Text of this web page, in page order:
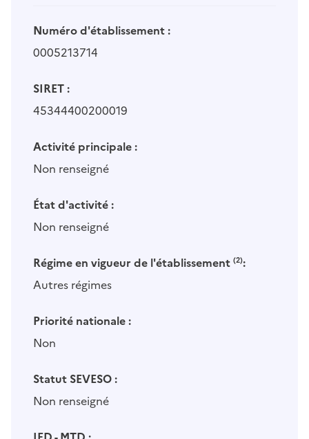
Numéro d'établissement :
0005213714
SIRET :
45344400200019
Activité principale :
Non renseigné
État d'activité :
Non renseigné
Régime en vigueur de l'établissement (2):
Autres régimes
Priorité nationale :
Non
Statut SEVESO :
Non renseigné